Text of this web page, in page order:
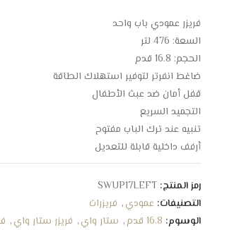
فريزر عمودي باب واحد
السعة: 476 لتر
الحجم: 16.8 قدم
ضاغط انفرتر لتوفير استهلاك الطاقة
قفل أمان ضد عبث الأطفال
التجميد السريع
تنبيه عند ترك الباب مفتوح
أرفف داخلية قابلة للتعديل
الحفاظ على نضارة الأطعمة والمأكولات
شاشة عرض رقمية
توزيع جيد للهواء البارد داخل الفريزر
اضاءة داخلية لتسهيل الرؤية
رمز المنتج: SWUP17LEFT
التصنيفات: عمودي, فريزرات
الوسوم: 16.8 قدم , ستار واي, فريزر ستار واي,